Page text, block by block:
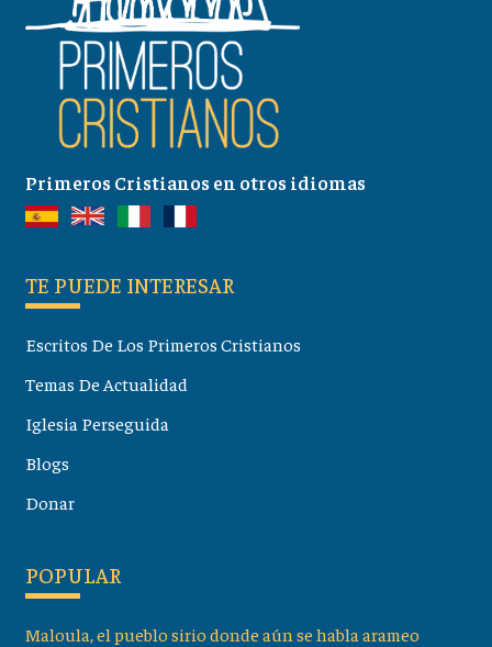
Primeros Cristianos en otros idiomas
TE PUEDE INTERESAR
Escritos De Los Primeros Cristianos
Temas De Actualidad
Iglesia Perseguida
Blogs
Donar
POPULAR
Maloula, el pueblo sirio donde aún se habla arameo